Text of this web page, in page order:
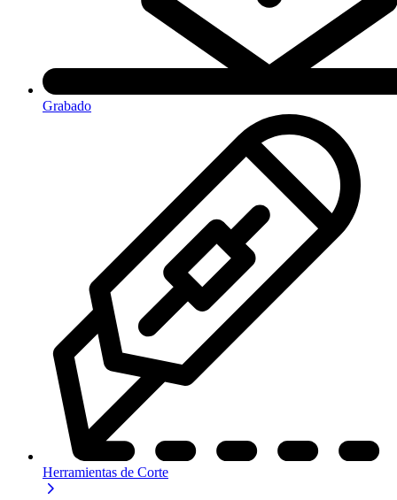
Grabado
Herramientas de Corte